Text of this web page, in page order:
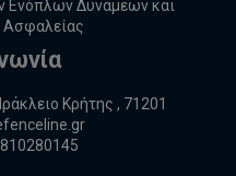
Ενόπλων Δυνάμεων και
Κρήτης , 71201